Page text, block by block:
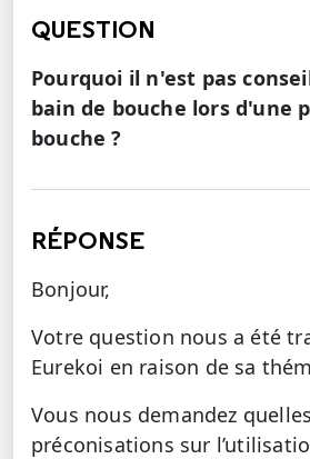
QUESTION
Pourquoi il n'est pas
bain de bouche lors d'une
bouche ?
RÉPONSE
Bonjour,
Votre question nous a été
Eurekoi en raison de sa
Vous nous demandez
préconisations sur